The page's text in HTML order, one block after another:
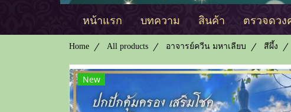
หน้าแรก บทความ สินค้า ตรวจดว
Home All products อาจารย์ควีน มหาเลียบ สีผึ้ง
New